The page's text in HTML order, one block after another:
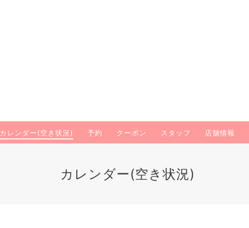
カレンダー(空き状況) 予約 クーポン スタッフ 店舗情報
カレンダー(空き状況)